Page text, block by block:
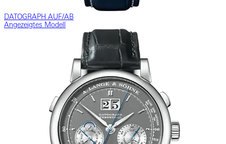
DATOGRAPH AUF/AB
Angezeigtes Modell